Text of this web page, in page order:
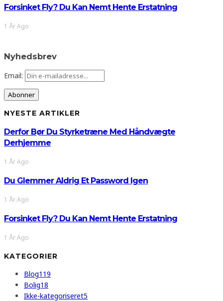
Forsinket Fly? Du Kan Nemt Hente Erstatning
1 År Ago
Nyhedsbrev
Email:
NYESTE ARTIKLER
Derfor Bør Du Styrketræne Med Håndvægte
Derhjemme
1 År Ago
Du Glemmer Aldrig Et Password Igen
1 År Ago
Forsinket Fly? Du Kan Nemt Hente Erstatning
1 År Ago
KATEGORIER
Blog119
Bolig18
Ikke-kategoriseret5